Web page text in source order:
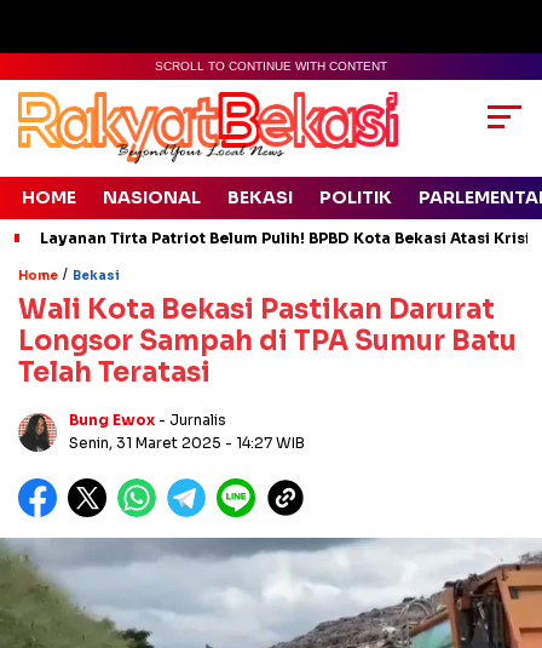
SCROLL TO CONTINUE WITH CONTENT
HOME NASIONAL BEKASI POLITIK
Layanan Tirta Patriot Belum Pulih! BPBD Kota Bekasi Atasi
Home / Bekasi
Wali Kota Bekasi Pastikan Darurat
Longsor Sampah di TPA Sumur Batu
Telah Teratasi
Bung Ewox - Jurnalis
Senin, 31 Maret 2025 - 14:27 WIB